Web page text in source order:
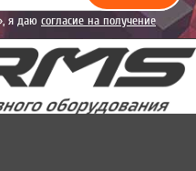
я даю согласие на получение
характера.